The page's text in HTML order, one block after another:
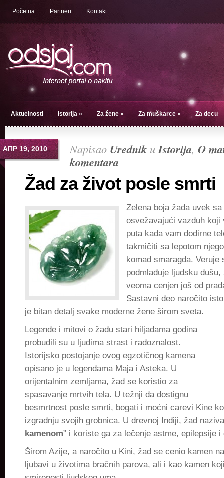
Početna Partneri Kontakt
Aktuelnosti Istorija » Za žene » Za muškarce » Za decu
АПР 19, 2010 Napisao Urednik uIstorija, O
komentara
Žad za život posle smrti
Zelena boja žada uvek
osvežavajući vazduh
puta kada vam dodirne
takmičiti sa lepotom
komad smaragda. Veruje
podmlađuje ljudsku
veoma cenjen još od
Sastavni deo naročito
je bitan detalj svake moderne žene širom sveta.
Legende i mitovi o žadu stari hiljadama godina
probudili su u ljudima strast i radoznalost.
Istorijsko postojanje ovog egzotičnog kamena
opisano je u legendama Maja i Asteka. U
orijentalnim zemljama, žad se koristio za
spasavanje mrtvih tela. U težnji da dostignu
besmrtnost posle smrti, bogati i moćni carevi Kine
izgradnju svojih grobnica. U drevnoj Indiji, žad
kamenom” i koriste ga za lečenje astme, epilepsije i
Širom Azije, a naročito u Kini, žad se cenio kamen
ljubavi u životima bračnih parova, ali i kao kamen